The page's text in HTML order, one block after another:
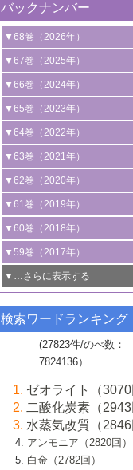
バックナンバー
▼68巻（2026年）
1号 過酸化水素合成に関する
2号 コンピューター技術によ
触媒開発
3号 有機分子変換やCO 資源
光触媒に関する最近の研究
B号 第137回触媒討論会（
▼67巻（2025年）
1号 CO
水素化によるグリー
ーンケミカル製造
2号 水素製造のための水分解
る最近の研究
3号 オレフィン系樹脂の精密
る最新技術
4号 アルコール類の効率的変
る非貴金属触媒の研究動向
5号 ゼオライトの合成と応用
究動向
6号 ヘテロ接合界面
B号 第135回触媒討論会（
▼66巻（2024年）
1号 低次元ナノ構造を有する
2号 規制反応場を活用した固
の新展開
3号 未踏分子変換を目指した
ロセスの最前線
4号 シンクロトロン放射光お
線を利用した触媒解析技術の
5号 単原子触媒
6号 参照触媒委員会からのお知
B号 第133回触媒討論会（
▼65巻（2023年）
1号 炭素が関わる触媒機能
2号 プラスチックケミカルリ
ための触媒技術
3号 非酸化物系金属化合物を
触媒材料の開発
4号 格子酸素・格子酸素欠陥
触媒反応
5号 生体触媒によるエネルギ
6号 窒素とリンの循環のため
能性材料
▼64巻（2022年）
1号 合成ガス製造とCOを用い
ズ合成の最新動向
2号 化学品合成のための合金
3号 CO の排出削減および有
めの触媒技術
4号 若手による情報発信企画
若き触媒の研究者たち～（1）
若き触媒の研究者たち～（2）
6号 石油のノーブル・ユース
触媒技術
大学：オンライン・対面開催
▼63巻（2021年）
1号 金触媒の新展開
2号 ペロブスカイト
3号 特殊反応場を利用した触
換反応
4号 多孔質材料を用いた触媒
5号 情報学的手法を用いた触
6号 カーボンニュートラルに
技術
B号 第127回触媒討論会（
ライン開催(Zoom)のみ）
▼62巻（2020年）
1号 触媒設計を拓く欠陥構造
タリゼーション
2号 機能化学品製造に資する
触媒的酸化反応
3号 水処理のための触媒化学
4号 光触媒を用いた水分解の
動向
5号 次世代の触媒プロセスを
6号 メタン転換技術の最新動
B号 第125回触媒討論会（
院大学）
▼61巻（2019年）
1号 物質移動制御に着目した
ス開発
2号 CO2 フリー水素サプライ
関わる触媒開発動向
3号 精密高分子合成に関する
動向
4号 バイオマス化成品製造の
5号 固体触媒による含窒素有
換の最前線
6号 貴金属使用量低減に向け
ガス浄化触媒の開発
▼60巻（2018年）
1号 固体酸触媒の最新の研究動
2号 二酸化炭素からの有用化
3号 ナノ粒子・クラスター触
4号 60周年記念企画
5号 進化するゼオライト合成技
6号 非貴金属系触媒における
B号 第121回触媒討論会（
大学）
▼59巻（2017年）
1号 いたるところに，触媒
最先端技術
3号 無機分離膜材料の開発と
ロセスへの適用
5号 水素のふるまいを解き明
研究
6号 低級アルカンの有効利用
媒技術
▼…さらに表示する
1号 ユニークな構造の高分子を
2号 リグニンからの化成品製造
媒技術
3号 触媒研究の最先端～とびた
者たち～（1）
4号 触媒研究の最先端～とびた
者たち～（2）
▼57巻（2015年）
1号 水素キャリアにかかわる触
2号 石油精製用触媒の最近の進
3号 固体酸化物形燃料電池（
るアノード触媒上での燃料直接
4号 コアシェル構造の制御によ
▼56巻（2014年）
2号 光触媒反応機構に関する最
向
開発動向
1号 高耐久性燃料電池システム
ける新展開
2号 リビングラジカル重合の最
3号 天然ガスの化学工業的展開
▼54巻（2012年）
1号 規則性多孔体の利用技術に
の進歩
2号 第109回触媒討論会
▼53巻（2011年）
1号 金属学から見る合金触媒の
2号 第107回触媒討論会
▼52巻（2010年）
検索ワードランキング
(27823件/のべ数：
7824136）
ゼオライト（3070
二酸化炭素（2943
水蒸気改質（2846
アンモニア（2820回）
白金（2782回）